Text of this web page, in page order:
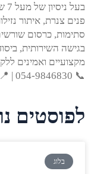
פנים צנרת, איתור
סתימות, כרסום
בגישה השירותית,
מקצועיים ואמינים
📞 054-9846830 | 📍 פועל בתל אביב והמרכז
לפוסטים
בלוג